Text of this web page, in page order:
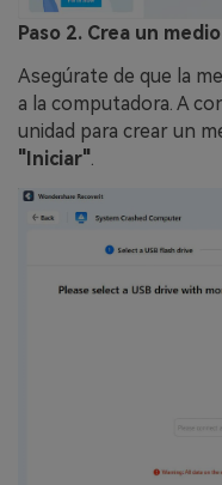
Paso 2. Crea un
Asegúrate de que la
a la computadora. A
unidad para crear un
"Iniciar".